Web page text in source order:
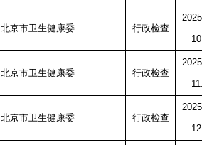
北京市卫生健康委 行政检查
北京市卫生健康委 行政检查
北京市卫生健康委 行政检查